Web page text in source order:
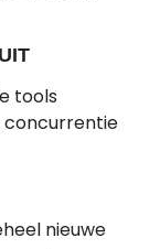
tools
concurrentie
nieuwe